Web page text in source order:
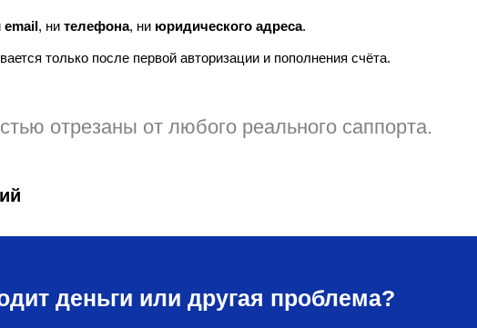
email, ни телефона, ни юридического адреса.
только после первой авторизации и пополнения счёта.
отрезаны от любого реального саппорта.
деньги или другая проблема?